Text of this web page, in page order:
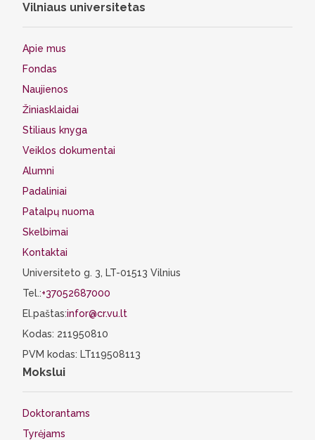
Vilniaus universitetas
Apie mus
Fondas
Naujienos
Žiniasklaidai
Stiliaus knyga
Veiklos dokumentai
Alumni
Padaliniai
Patalpų nuoma
Skelbimai
Kontaktai
Universiteto g. 3, LT-01513 Vilnius
Tel.:+37052687000
El.paštas:infor@cr.vu.lt
Kodas: 211950810
PVM kodas: LT119508113
Mokslui
Doktorantams
Tyrėjams